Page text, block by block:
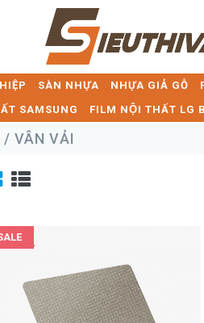
SÀN NHỰA NHỰA GIẢ GỖ
SAMSUNG FILM NỘI THẤT LG
/ VÂN VẢI